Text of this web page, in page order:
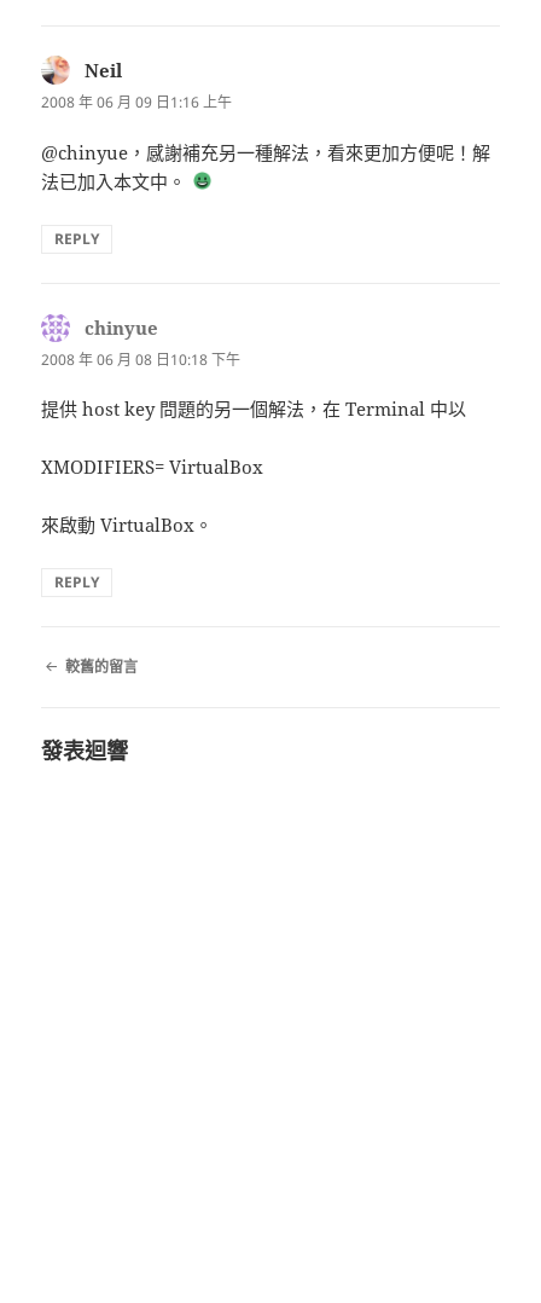
Neil
示:
2008 年 06 月 09 日1:16 上午
@chinyue，感謝補充另一種解法，看來更加方便呢！解
法已加入本文中。
REPLY
chinyue
示:
2008 年 06 月 08 日10:18 下午
提供 host key 問題的另一個解法，在 Terminal 中以
XMODIFIERS= VirtualBox
來啟動 VirtualBox。
REPLY
留 較舊的留言
發表迴響